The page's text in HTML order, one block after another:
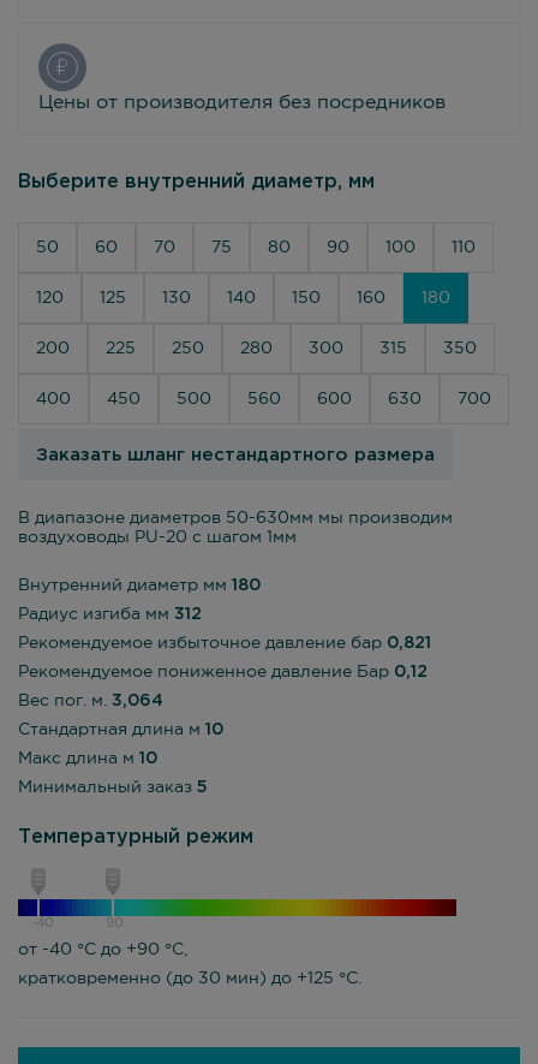
Цены от производителя без посредников
Выберите внутренний диаметр, мм
50 60 70 75 80 90 100 110
120 125 130 140 150 160 180
200 225 250 280 300 315 350
400 450 500 560 600 630 700
Заказать шланг нестандартного размера
В диапазоне диаметров 50-630мм мы производим
воздуховоды PU-20 с шагом 1мм
Внутренний диаметр мм 180
Радиус изгиба мм 312
Рекомендуемое избыточное давление бар 0,821
Рекомендуемое пониженное давление Бар 0,12
Вес пог. м. 3,064
Стандартная длина м 10
Макс длина м 10
Минимальный заказ 5
Температурный режим
-40 90
от -40 °С до +90 °С,
кратковременно (до 30 мин) до +125 °С.